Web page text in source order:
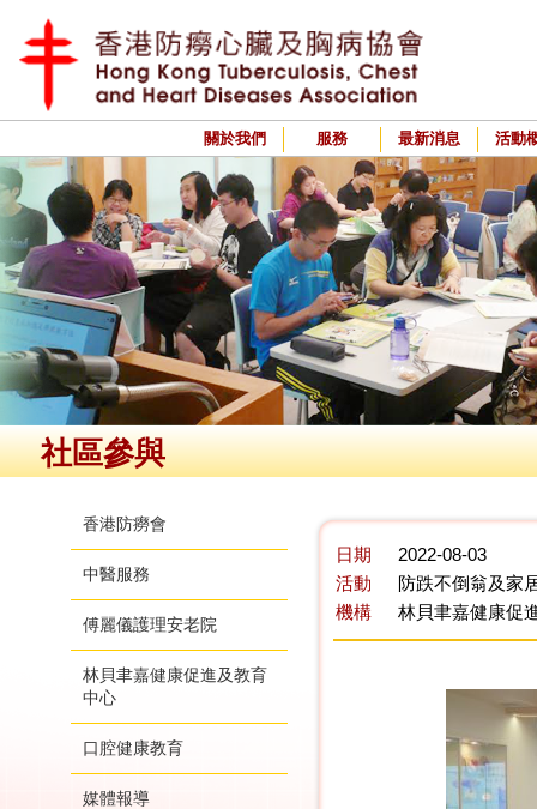
關於我們 服務 最新消息 活動
社區參與
香港防癆會
中醫服務
傅麗儀護理安老院
林貝聿嘉健康促進及教育
中心
口腔健康教育
媒體報導
日期
2022-08-03
活動
防跌不倒翁及家
機構
林貝聿嘉健康促